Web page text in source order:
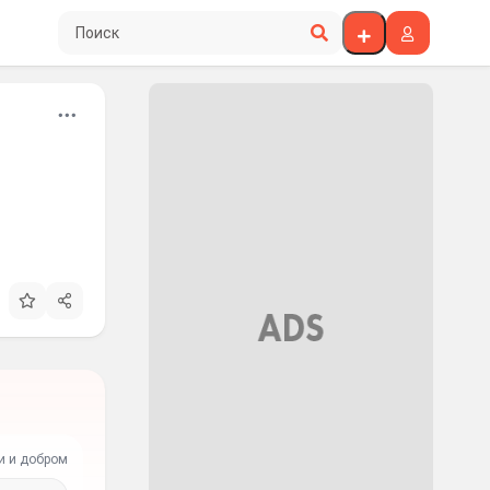
Поиск по сайту
и добром